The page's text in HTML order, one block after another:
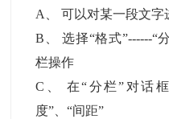
A
、可以对某一段文字
B 、选择“格式”------“
栏操作
C
在“分栏”对话
度”、“间距”